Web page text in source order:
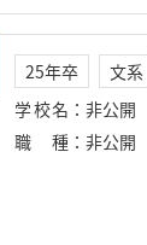
25年卒 文系
学校名 ： 非公開
職種 ： 非公開